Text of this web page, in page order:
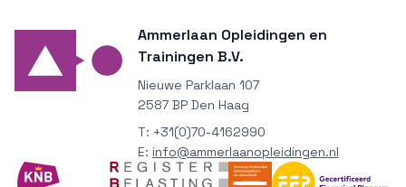
Ammerlaan Opleidingen en
Trainingen B.V.
Nieuwe Parklaan 107
2587 BP Den Haag
T: +31(0)70-4162990
E: info@ammerlaanopleidingen.nl